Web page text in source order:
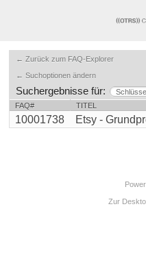
← Zurück zum FAQ-Explorer
← Suchoptionen ändern
Suchergebnisse für:
FAQ#
TITEL
10001738 Etsy -
Zur